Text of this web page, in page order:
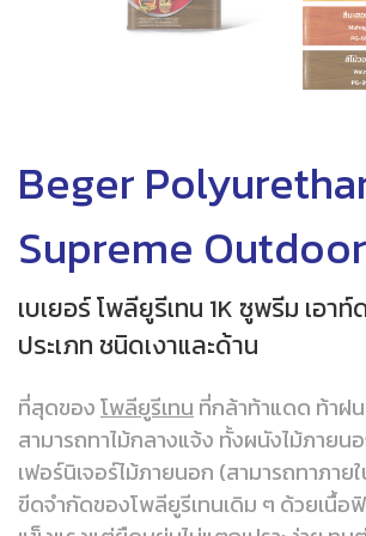
Beger
Supreme Outdoor
เบเยอร์ โพลียูรีเทน 1K ซูพรีม เอา
ประเภท ชนิดเงาและด้าน
ที่สุดของโพลียูรีเทน ที่กล้าท้าแดด ท้าฝ
สามารถทาไม้กลางแจ้ง ทั้งผนังไม้ภาย
เฟอร์นิเจอร์ไม้ภายนอก (สามารถทาภาย
ขีดจำกัดของโพลียูรีเทนเดิม ๆ ด้วยเนื้อ